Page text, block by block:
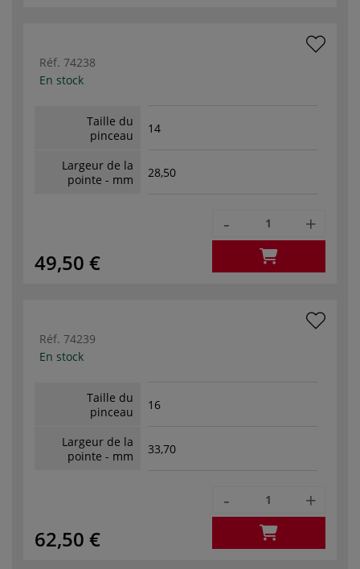
Réf. 74238
En stock
Taille du
pinceau
14
Largeur de la
pointe - mm
28,50
49,50 €
- +
Réf. 74239
En stock
Taille du
pinceau
16
Largeur de la
pointe - mm
33,70
62,50 €
- +